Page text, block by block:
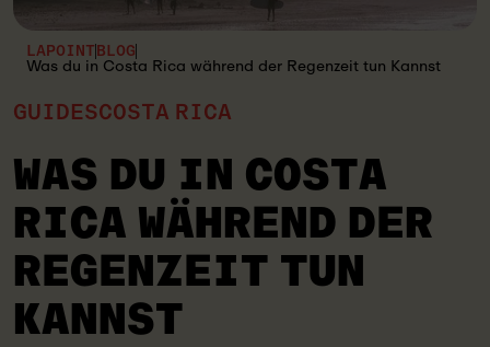
LAPOINT BLOG
Was du in Costa Rica während der Regenzeit tun Kannst
GUIDESCOSTA RICA
WAS DU IN COSTA
RICA WÄHREND DER
REGENZEIT TUN
KANNST